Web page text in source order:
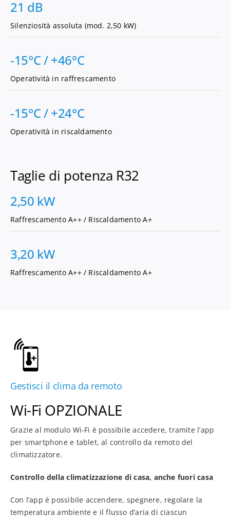
21 dB
Silenziosità assoluta (mod. 2,50 kW)
-15°C / +46°C
Operatività in raffrescamento
-15°C / +24°C
Operatività in riscaldamento
Taglie di potenza R32
2,50 kW
Raffrescamento A++ / Riscaldamento A+
3,20 kW
Raffrescamento A++ / Riscaldamento A+
Gestisci il clima da remoto
Wi-Fi OPZIONALE
Grazie al modulo Wi-Fi è possibile accedere, tramite l’app
per smartphone e tablet, al controllo da remoto del
climatizzatore.
Controllo della climatizzazione di casa, anche fuori casa
Con l’app è possibile accendere, spegnere, regolare la
temperatura ambiente e il flusso d’aria di ciascun